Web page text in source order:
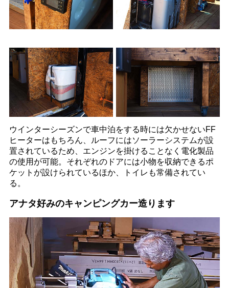
ウインターシーズンで車中泊をする時には欠かせないFF
ヒーターはもちろん、ルーフにはソーラーシステムが設
置されているため、エンジンを掛けることなく電化製品
の使用が可能。それぞれのドアには小物を収納できるポ
ケットが設けられているほか、トイレも常備されてい
る。
アナタ好みのキャンピングカー造ります